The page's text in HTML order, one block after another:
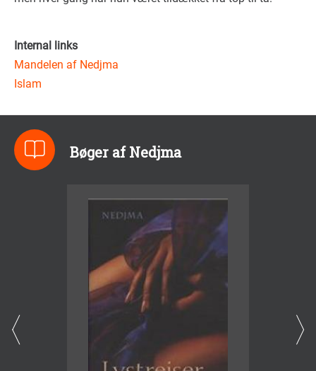
Internal links
Mandelen af Nedjma
Islam
Bøger af Nedjma